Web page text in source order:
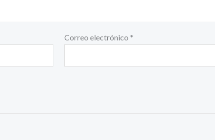
Correo electrónico *